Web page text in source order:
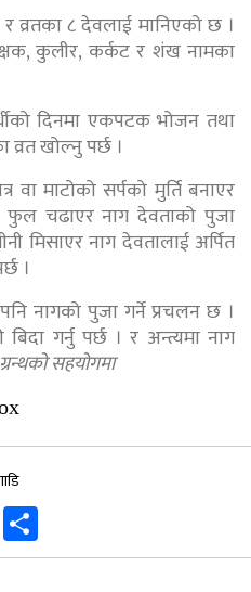
व्रतका ८ देवलाई मानिएको छ ।
कुलीर, कर्कट र शंख नामका
दिनमा एकपटक भोजन तथा
खोल्नु पर्छ ।
वा माटोको सर्पको मुर्ति बनाएर
फुल चढाएर नाग देवताको पुजा
मिसाएर नाग देवतालाई अर्पित
।
नागको पुजा गर्ने प्रचलन छ ।
गर्नु पर्छ । र अन्त्यमा नाग
सहयोगमा
Copy